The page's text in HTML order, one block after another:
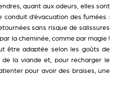
quant aux odeurs, elles sont
d’évacuation des fumées :
sans risque de salissures
la cheminée, comme par magie !
être adaptée selon les goûts de
la viande et, pour recharger le
pour avoir des braises, une